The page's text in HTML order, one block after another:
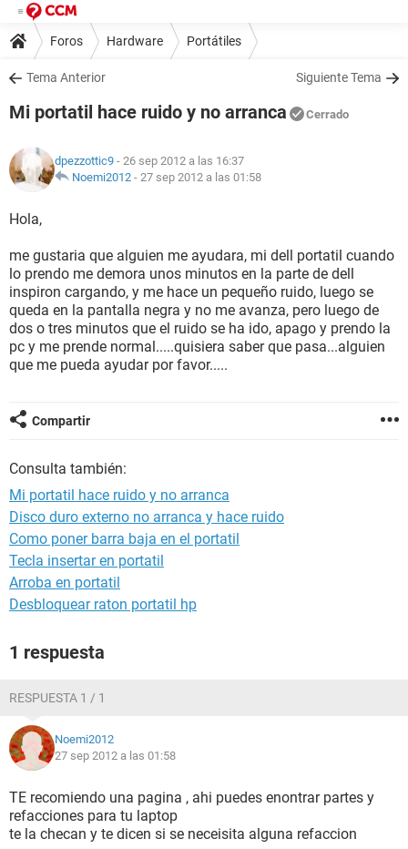
Foros Hardware Portátiles
Tema Anterior Siguiente Tema
Mi portatil hace ruido y no arranca Cerrado
dpezzottic9 - 26 sep 2012 a las 16:37
Noemi2012 - 27 sep 2012 a las 01:58
Hola,
me gustaria que alguien me ayudara, mi dell portatil cuando
lo prendo me demora unos minutos en la parte de dell
inspiron cargando, y me hace un pequeño ruido, luego se
queda en la pantalla negra y no me avanza, pero luego de
dos o tres minutos que el ruido se ha ido, apago y prendo la
pc y me prende normal.....quisiera saber que pasa...alguien
que me pueda ayudar por favor.....
Compartir
Consulta también:
Mi portatil hace ruido y no arranca
Disco duro externo no arranca y hace ruido
Como poner barra baja en el portatil
Tecla insertar en portatil
Arroba en portatil
Desbloquear raton portatil hp
1 respuesta
RESPUESTA 1 / 1
Noemi2012
27 sep 2012 a las 01:58
TE recomiendo una pagina , ahi puedes enontrar partes y
refacciones para tu laptop
te la checan y te dicen si se neceisita alguna refaccion